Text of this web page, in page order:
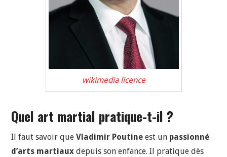
wikimedia licence
Quel art martial pratique-t-il ?
Il faut savoir queVladimir Poutine est un passionné
d’arts martiaux depuis son enfance. Il pratique dès